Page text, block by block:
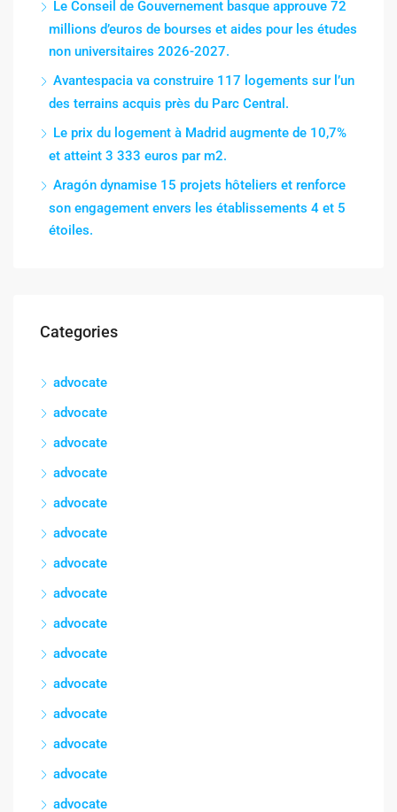
Le Conseil de Gouvernement basque approuve 72
millions d’euros de bourses et aides pour les études
non universitaires 2026-2027.
Avantespacia va construire 117 logements sur l’un
des terrains acquis près du Parc Central.
Le prix du logement à Madrid augmente de 10,7%
et atteint 3 333 euros par m2.
Aragón dynamise 15 projets hôteliers et renforce
son engagement envers les établissements 4 et 5
étoiles.
Categories
advocate
advocate
advocate
advocate
advocate
advocate
advocate
advocate
advocate
advocate
advocate
advocate
advocate
advocate
advocate